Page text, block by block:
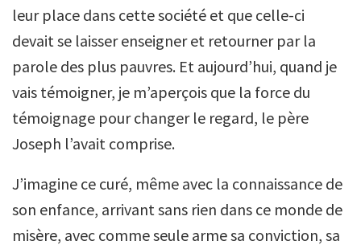
leur place dans cette société et que celle-ci
devait se laisser enseigner et retourner par la
parole des plus pauvres. Et aujourd’hui, quand je
vais témoigner, je m’aperçois que la force du
témoignage pour changer le regard, le père
Joseph l’avait comprise.
J’imagine ce curé, même avec la connaissance de
son enfance, arrivant sans rien dans ce monde de
misère, avec comme seule arme sa conviction, sa